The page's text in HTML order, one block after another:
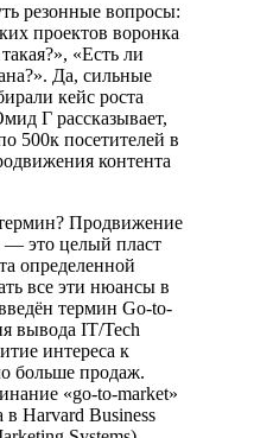
резонные вопросы:
проектов воронка
«Есть ли
Да, сильные
кейс роста
Г рассказывает,
500к посетителей в
контента
Продвижение
— это целый пласт
определенной
все эти нюансы в
термин Go-to-
вывода IT/Tech
интереса к
больше продаж.
«go-to-market»
в Harvard Business